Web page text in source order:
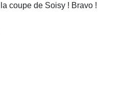
coupe de Soisy ! Bravo !